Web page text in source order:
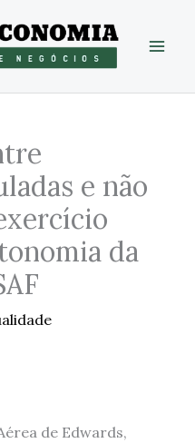
e não
da
de Edwards,